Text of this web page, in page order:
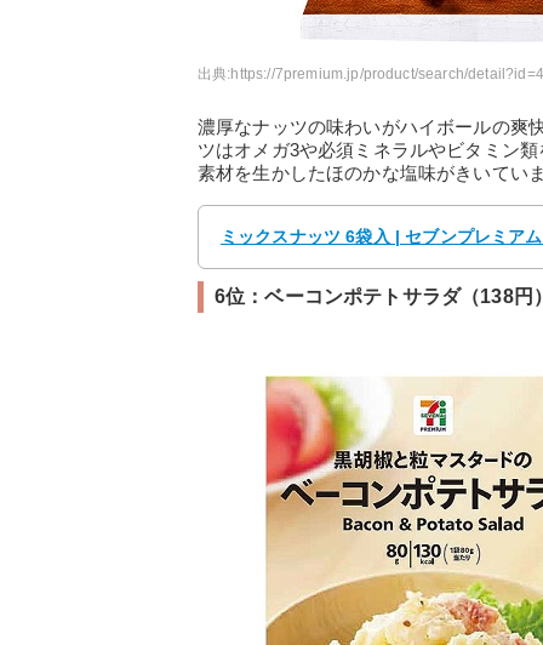
出典:https://7premium.jp/product/search/
濃厚なナッツの味わいがハイボールの爽
ツはオメガ3や必須ミネラルやビタミン
素材を生かしたほのかな塩味がきいてい
ミックスナッツ 6袋入 | セブンプレミア
6位：ベーコンポテトサラダ（138円